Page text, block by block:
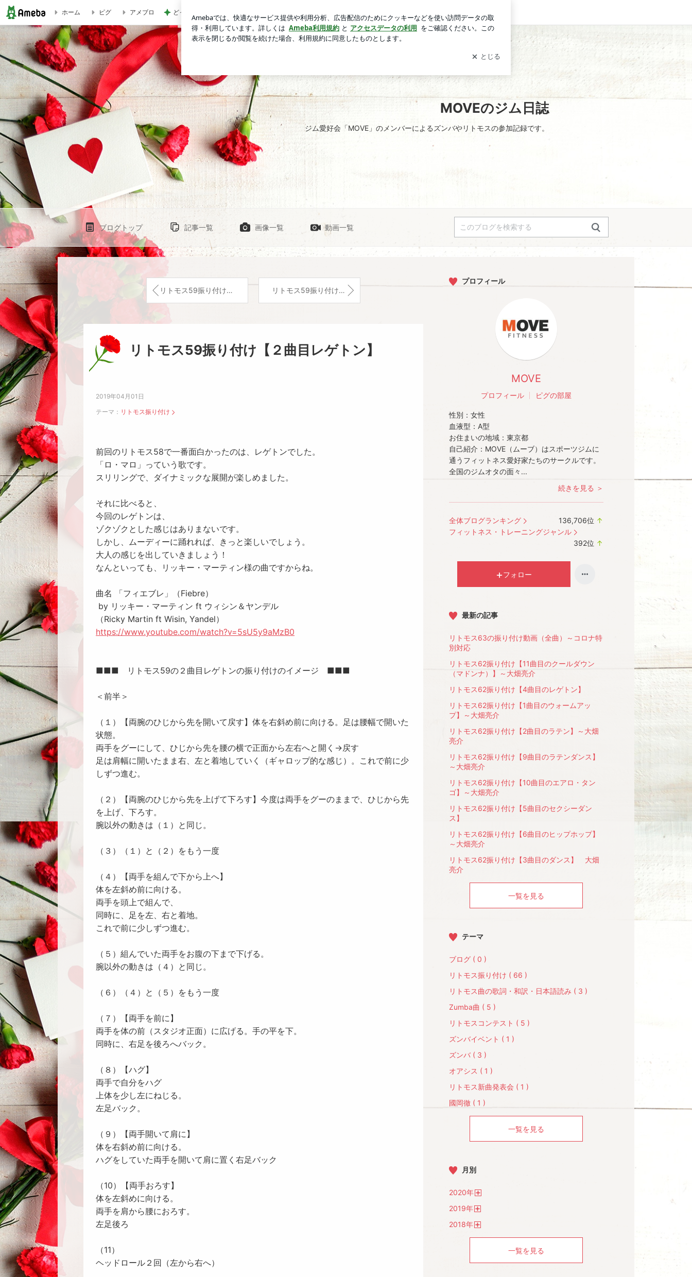
リトモス59振り付け【２曲目レゲトン】 | MOVEのジム日誌
ホーム ピグ アメブロ どっちが本当のマザコンか言った妻 ログイン
MOVEのジム日誌
ジム愛好会「MOVE」のメンバーによるズンバやリトモスの参加記録です。
ブログトップ 記事一覧 画像一覧 動画一覧
リトモス59振り付け【３曲目のセクシーダンス】 リトモス59振り付け【１曲目ウォームアップ「This is me～グレイテスト・ショーマン」】
リトモス59振り付け【２曲目レゲトン】
2019年04月01日
テーマ： リトモス振り付け
前回のリトモス58で一番面白かったのは、レゲトンでした。
「ロ・マロ」っていう歌です。
スリリングで、ダイナミックな展開が楽しめました。
それに比べると、
今回のレゲトンは、
ゾクゾクとした感じはありまないです。
しかし、ムーディーに踊れれば、きっと楽しいでしょう。
大人の感じを出していきましょう！
なんといっても、リッキー・マーティン様の曲ですからね。
曲名 「フィエブレ」（Fiebre）
by リッキー・マーティン ft ウィシン＆ヤンデル
（Ricky Martin ft Wisin, Yandel）
https://www.youtube.com/watch?v=5sU5y9aMzB0
■■■ リトモス59の２曲目レゲトンの振り付けのイメージ ■■■
＜前半＞
（１）【両腕のひじから先を開いて戻す】体を右斜め前に向ける。足は腰幅で開いた
状態。
両手をグーにして、ひじから先を腰の横で正面から左右へと開く→戻す
足は肩幅に開いたまま右、左と着地していく（ギャロップ的な感じ）。これで前に少
しずつ進む。
（２）【両腕のひじから先を上げて下ろす】今度は両手をグーのままで、ひじから先
を上げ、下ろす。
腕以外の動きは（１）と同じ。
（３）（１）と（２）をもう一度
（４）【両手を組んで下から上へ】
体を左斜め前に向ける。
両手を頭上で組んで、
同時に、足を左、右と着地。
これで前に少しずつ進む。
（５）組んでいた両手をお腹の下まで下げる。
腕以外の動きは（４）と同じ。
（６）（４）と（５）をもう一度
（７）【両手を前に】
両手を体の前（スタジオ正面）に広げる。手の平を下。
同時に、右足を後ろへバック。
（８）【ハグ】
両手で自分をハグ
上体を少し左にねじる。
左足バック。
（９）【両手開いて肩に】
体を右斜め前に向ける。
ハグをしていた両手を開いて肩に置く右足バック
（10）【両手おろす】
体を左斜めに向ける。
両手を肩から腰におろす。
左足後ろ
（11）
ヘッドロール２回（左から右へ）
プロフィール
MOVE
プロフィール ピグの部屋
性別： 女性
血液型： A型
お住まいの地域： 東京都
自己紹介： MOVE（ムーブ）はスポーツジムに
通うフィットネス愛好家たちのサークルです。
全国のジムオタの面々...
続きを見る ＞
全体ブログランキング 136,706位 ↑
フィットネス・トレーニングジャンル
392位 ↑
フォロー
最新の記事
リトモス63の振り付け動画（全曲）～コロナ特
別対応
リトモス62振り付け【11曲目のクールダウン
（マドンナ）】～大畑亮介
リトモス62振り付け【4曲目のレゲトン】
リトモス62振り付け【1曲目のウォームアッ
プ】～大畑亮介
リトモス62振り付け【2曲目のラテン】～大畑
亮介
リトモス62振り付け【9曲目のラテンダンス】
～大畑亮介
リトモス62振り付け【10曲目のエアロ・タン
ゴ】～大畑亮介
リトモス62振り付け【5曲目のセクシーダン
ス】
リトモス62振り付け【6曲目のヒップホップ】
～大畑亮介
リトモス62振り付け【3曲目のダンス】 大畑
亮介
一覧を見る
テーマ
ブログ ( 0 )
リトモス振り付け ( 66 )
リトモス曲の歌詞・和訳・日本語読み ( 3 )
Zumba曲 ( 5 )
リトモスコンテスト ( 5 )
ズンバイベント ( 1 )
ズンバ ( 3 )
オアシス ( 1 )
リトモス新曲発表会 ( 1 )
國岡徹 ( 1 )
一覧を見る
月別
2020年
2019年
2018年
一覧を見る